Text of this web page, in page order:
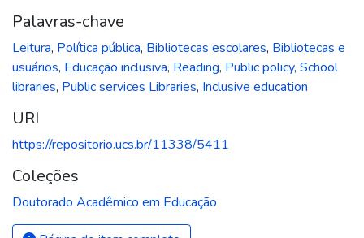
Palavras-chave
Leitura, Política pública, Bibliotecas escolares, Bibliotecas e
usuários, Educação inclusiva, Reading, Public policy, School
libraries, Public services Libraries, Inclusive education
URI
https://repositorio.ucs.br/11338/5411
Coleções
Doutorado Acadêmico em Educação